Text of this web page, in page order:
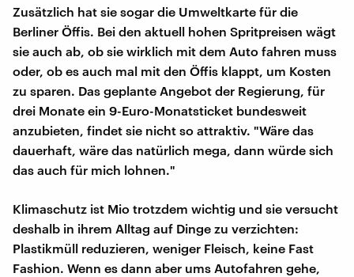
Zusätzlich hat sie sogar die Umweltkarte für die
Berliner Öffis. Bei den aktuell hohen Spritpreisen wägt
sie auch ab, ob sie wirklich mit dem Auto fahren muss
oder, ob es auch mal mit den Öffis klappt, um Kosten
zu sparen. Das geplante Angebot der Regierung, für
drei Monate ein 9-Euro-Monatsticket bundesweit
anzubieten, findet sie nicht so attraktiv. "Wäre das
dauerhaft, wäre das natürlich mega, dann würde sich
das auch für mich lohnen."
Klimaschutz ist Mio trotzdem wichtig und sie versucht
deshalb in ihrem Alltag auf Dinge zu verzichten:
Plastikmüll reduzieren, weniger Fleisch, keine Fast
Fashion. Wenn es dann aber ums Autofahren gehe,